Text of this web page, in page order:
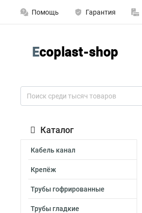
Помощь Гарантия
Каталог
Кабель канал
Крепёж
Трубы гофрированные
Трубы гладкие